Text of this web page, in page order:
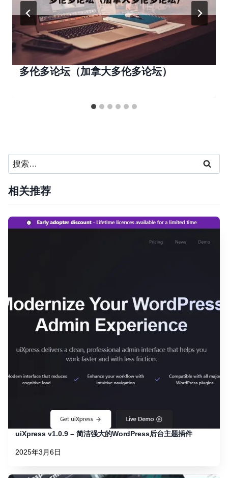
多伦多论坛（加拿大多伦多论坛）
搜
索：
相关推荐
uiXpress v1.0.9 – 简洁强大的WordPress后台主题插件
2025年3月6日